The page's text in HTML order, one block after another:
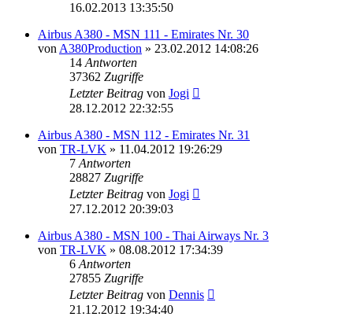
16.02.2013 13:35:50
Airbus A380 - MSN 111 - Emirates Nr. 30
von A380Production » 23.02.2012 14:08:26
14 Antworten
37362 Zugriffe
Letzter Beitrag von Jogi
28.12.2012 22:32:55
Airbus A380 - MSN 112 - Emirates Nr. 31
von TR-LVK » 11.04.2012 19:26:29
7 Antworten
28827 Zugriffe
Letzter Beitrag von Jogi
27.12.2012 20:39:03
Airbus A380 - MSN 100 - Thai Airways Nr. 3
von TR-LVK » 08.08.2012 17:34:39
6 Antworten
27855 Zugriffe
Letzter Beitrag von Dennis
21.12.2012 19:34:40